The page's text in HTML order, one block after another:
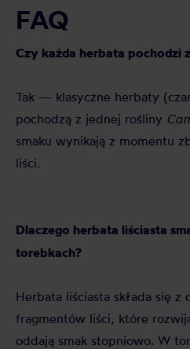
FAQ
Czy każda herbata pochodzi
Tak — klasyczne herbaty
pochodzą z jednej rośliny
smaku wynikają z momentu
liści.
Dlaczego herbata liściasta
torebkach?
Herbata liściasta składa się z
fragmentów liści, które
oddają smak stopniowo. W